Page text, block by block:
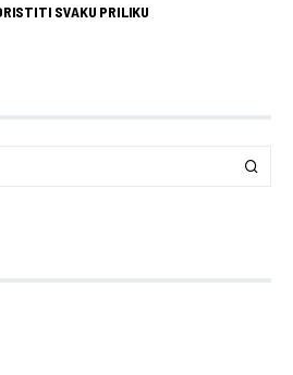
SVAKU PRILIKU